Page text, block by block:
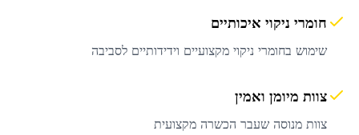
חומרי ניקוי איכותיים
שימוש בחומרי ניקוי מקצועיים וידידותיים לסביבה
צוות מיומן ואמין
צוות מנוסה שעבר הכשרה מקצועית